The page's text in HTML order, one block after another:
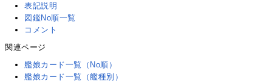
表記説明
図鑑No順一覧
コメント
関連ページ
艦娘カード一覧（No順）
艦娘カード一覧（艦種別）